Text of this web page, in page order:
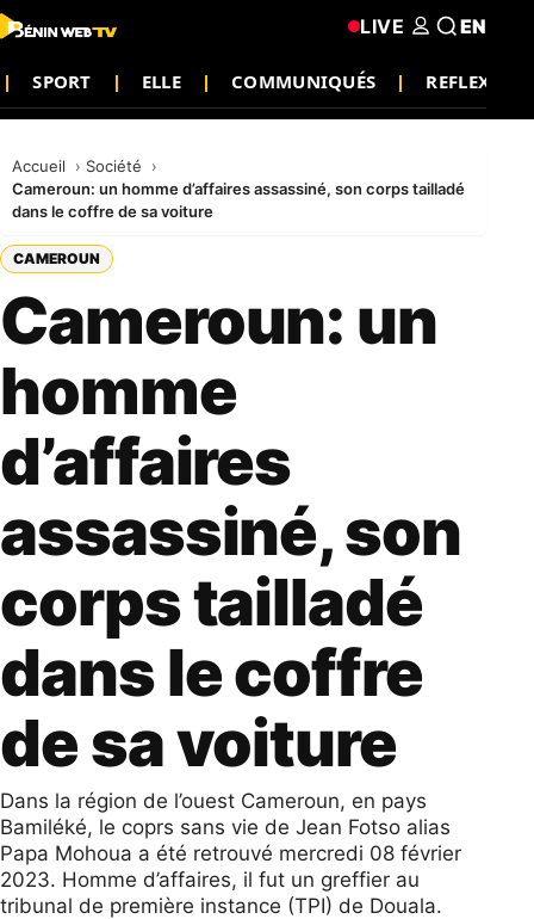
SPORT ELLE COMMUNIQUÉS REFLEXION
LIVE EN
Accueil
Société
Cameroun: un homme d’affaires assassiné, son corps tailladé
dans le coffre de sa voiture
CAMEROUN
Cameroun: un
homme
d’affaires
assassiné, son
corps tailladé
dans le coffre
de sa voiture
Dans la région de l’ouest Cameroun, en pays
Bamiléké, le coprs sans vie de Jean Fotso alias
Papa Mohoua a été retrouvé mercredi 08 février
2023. Homme d’affaires, il fut un greffier au
tribunal de première instance (TPI) de Douala.